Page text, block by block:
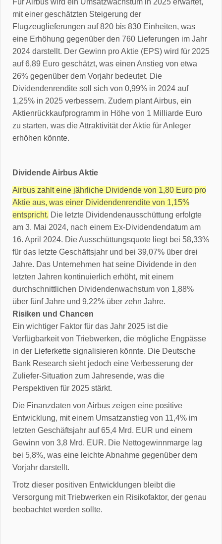
mit einer geschätzten Steigerung der
Flugzeuglieferungen auf 820 bis 830 Einheiten, was
eine Erhöhung gegenüber den 760 Lieferungen im Jahr
2024 darstellt. Der Gewinn pro Aktie (EPS) wird für 2025
auf 6,89 Euro geschätzt, was einen Anstieg von etwa
26% gegenüber dem Vorjahr bedeutet. Die
Dividendenrendite soll sich von 0,99% in 2024 auf
1,25% in 2025 verbessern. Zudem plant Airbus, ein
Aktienrückkaufprogramm in Höhe von 1 Milliarde Euro
zu starten, was die Attraktivität der Aktie für Anleger
erhöhen könnte.
Dividende Airbus Aktie
Airbus zahlt eine jährliche Dividende von 1,80 Euro pro
Aktie aus, was einer Dividendenrendite von 1,15%
entspricht. Die letzte Dividendenausschüttung erfolgte
am 3. Mai 2024, nach einem Ex-Dividendendatum am
16. April 2024. Die Ausschüttungsquote liegt bei 58,33%
für das letzte Geschäftsjahr und bei 39,07% über drei
Jahre. Das Unternehmen hat seine Dividende in den
letzten Jahren kontinuierlich erhöht, mit einem
durchschnittlichen Dividendenwachstum von 1,88%
über fünf Jahre und 9,22% über zehn Jahre.
Risiken und Chancen
Ein wichtiger Faktor für das Jahr 2025 ist die
Verfügbarkeit von Triebwerken, die mögliche Engpässe
in der Lieferkette signalisieren könnte. Die Deutsche
Bank Research sieht jedoch eine Verbesserung der
Zuliefer-Situation zum Jahresende, was die
Perspektiven für 2025 stärkt.
Die Finanzdaten von Airbus zeigen eine positive
Entwicklung, mit einem Umsatzanstieg von 11,4% im
letzten Geschäftsjahr auf 65,4 Mrd. EUR und einem
Gewinn von 3,8 Mrd. EUR. Die Nettogewinnmarge lag
bei 5,8%, was eine leichte Abnahme gegenüber dem
Vorjahr darstellt.
Trotz dieser positiven Entwicklungen bleibt die
Versorgung mit Triebwerken ein Risikofaktor, der genau
beobachtet werden sollte.